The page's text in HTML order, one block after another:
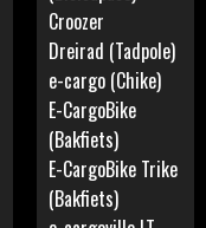
Croozer
Dreirad (Tadpole)
e-cargo (Chike)
E-CargoBike
(Bakfiets)
E-CargoBike Trike
(Bakfiets)